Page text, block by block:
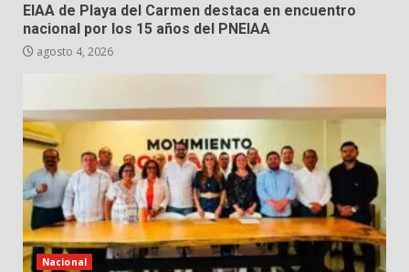
EIAA de Playa del Carmen destaca en encuentro
nacional por los 15 años del PNEIAA
agosto 4, 2026
Nacional